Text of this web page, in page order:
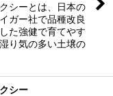
シーとは、日本の
ガー社で品種改良
た強健で育てやす
り気の多い土壌の
シー